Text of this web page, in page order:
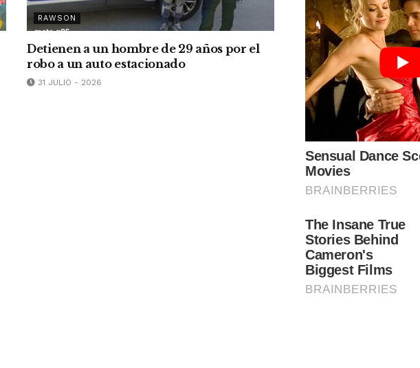
RAWSON
Detienen a un hombre de 29 años por el
robo a un auto estacionado
31 JULIO - 2026